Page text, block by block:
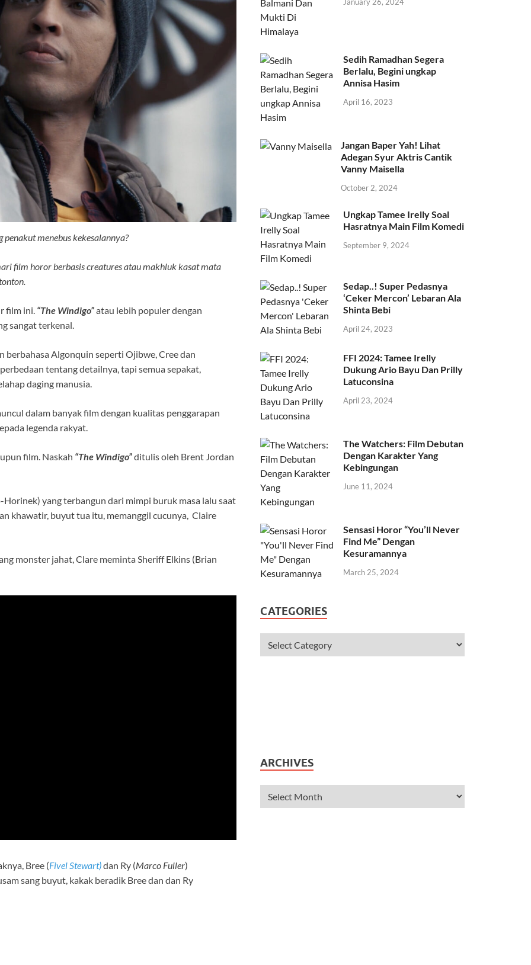
penakut menebus kekesalannya?
film horor berbasis creatures atau makhluk kasat mata
film ini. “The Windigo”atau lebih populer dengan
sangat terkenal.
berbahasa Algonquin seperti Ojibwe, Cree dan
tentang detailnya, tapi semua sepakat,
daging manusia.
dalam banyak film dengan kualitas penggarapan
legenda rakyat.
film. Naskah “The Windigo”ditulis oleh Brent Jordan
yang terbangun dari mimpi buruk masa lalu saat
khawatir, buyut tua itu, memanggil cucunya, Claire
monster jahat, Clare meminta Sheriff Elkins (Brian
Bree (Fivel Stewart)dan Ry (Marco Fuller)
sang buyut, kakak beradik Bree dan dan Ry
Sedih Ramadhan Segera
Berlalu, Begini ungkap
Annisa Hasim
April 16, 2023
Jangan Baper Yah! Lihat
Adegan Syur Aktris Cantik
Vanny Maisella
October 2, 2024
Ungkap Tamee Irelly Soal
Hasratnya Main Film Komedi
September 9, 2024
Sedap..! Super Pedasnya
‘Ceker Mercon’ Lebaran Ala
Shinta Bebi
April 24, 2023
FFI 2024: Tamee Irelly
Dukung Ario Bayu Dan Prilly
Latuconsina
April 23, 2024
The Watchers: Film Debutan
Dengan Karakter Yang
Kebingungan
June 11, 2024
Sensasi Horor “You’ll Never
Find Me” Dengan
Kesuramannya
March 25, 2024
CATEGORIES
ARCHIVES